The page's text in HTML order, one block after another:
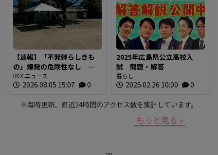
【速報】「不発弾らしきも
の」爆発の危険性なし シ
ロアリ駆除中の床下から約
30cmの円錐形 警察と自衛
島・安芸区
RCCニュース
2026.08.05 15:07 0
2025年広島県公立高校入
試 問題・解答
暮らし
2025.02.26 10:00 0
※毎時更新、直近24時間のアクセス数を集計しています。
もっと見る »